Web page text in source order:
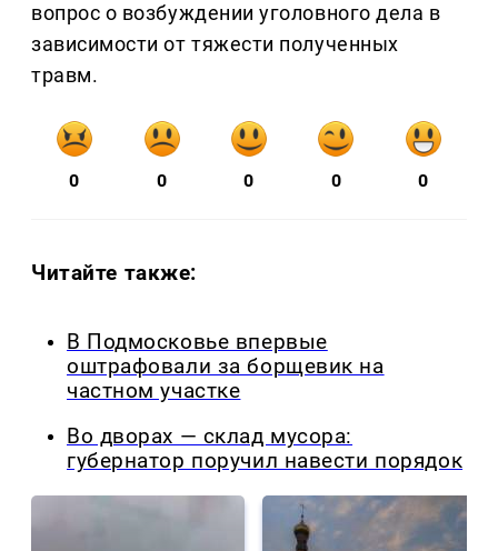
вопрос о возбуждении уголовного дела в
зависимости от тяжести полученных
травм.
0 0 0 0 0
Читайте также:
В Подмосковье впервые
оштрафовали за борщевик на
частном участке
Во дворах — склад мусора:
губернатор поручил навести порядок